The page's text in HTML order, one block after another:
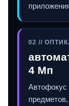
02 //
4 Мп
Автофокус